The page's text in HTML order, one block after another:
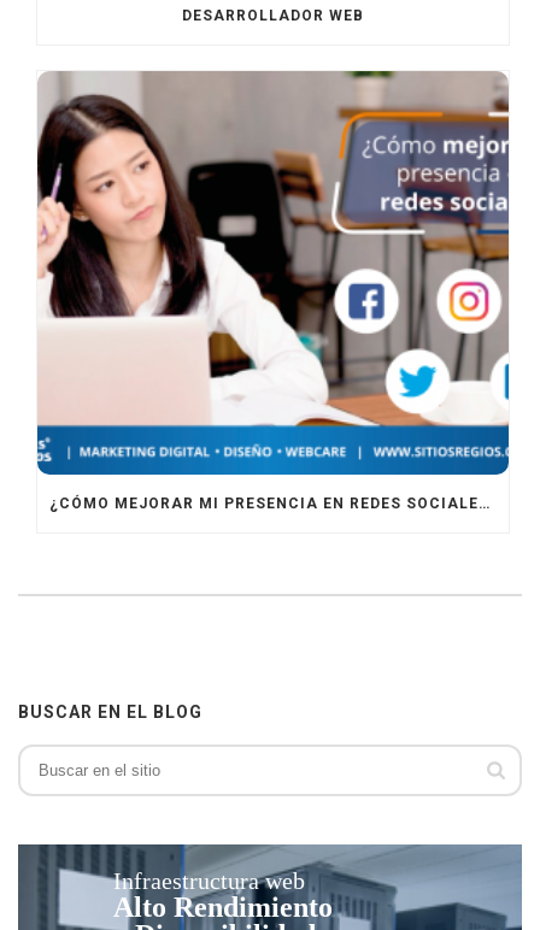
DESARROLLADOR WEB
¿CÓMO MEJORAR MI PRESENCIA EN REDES SOCIALES?
BUSCAR EN EL BLOG
Infraestructura web
Alto Rendimiento